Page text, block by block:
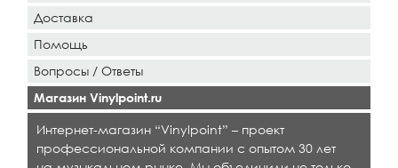
Доставка
Помощь
Вопросы / Ответы
Магазин Vinylpoint.ru
Интернет-магазин “Vinylpoint” – проект
профессиональной компании с опытом 30 лет